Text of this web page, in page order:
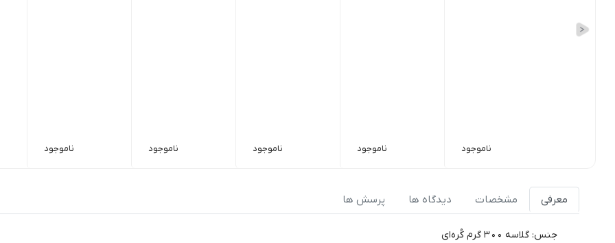
ناموجود ناموجود ناموجود ناموجود ناموجود
معرفی مشخصات دیدگاه ها پرسش ها
جنس: گلاسه 300 گرم کُره‌ای